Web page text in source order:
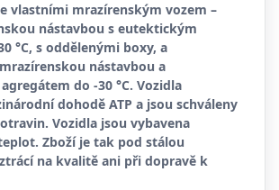
vlastními mrazírenským vozem –
nástavbou s eutektickým
°C, s oddělenými boxy, a
nástavbou a
do -30 °C. Vozidla
dohodě ATP a jsou schváleny
Vozidla jsou vybavena
Zboží je tak pod stálou
na kvalitě ani při dopravě k